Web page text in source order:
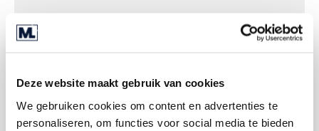
Deze website maakt gebruik van cookies
We gebruiken cookies om content en advertenties te
personaliseren, om functies voor social media te bieden